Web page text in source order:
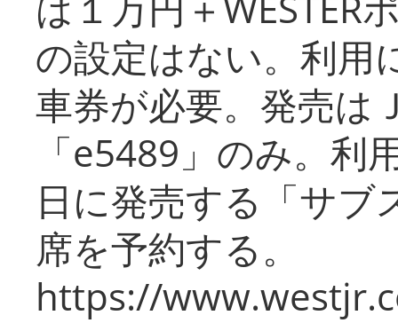
の設定はない。利用
車券が必要。発売は
「e5489」のみ。利
日に発売する「サブ
席を予約する。
https://